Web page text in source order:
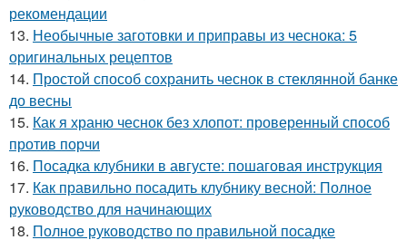
рекомендации
13. Необычные заготовки и приправы из чеснока: 5
оригинальных рецептов
14. Простой способ сохранить чеснок в стеклянной банке
до весны
15. Как я храню чеснок без хлопот: проверенный способ
против порчи
16. Посадка клубники в августе: пошаговая инструкция
17. Как правильно посадить клубнику весной: Полное
руководство для начинающих
18. Полное руководство по правильной посадке